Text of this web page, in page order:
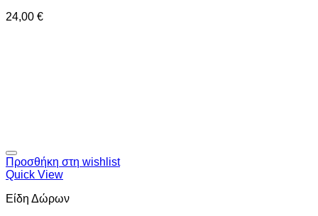
24,00 €
Προσθήκη στη wishlist
Quick View
Είδη Δώρων